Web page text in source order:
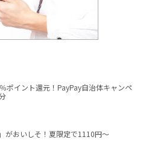
ポイント還元！PayPay自治体キャンペ
がおいしそ！夏限定で1110円～